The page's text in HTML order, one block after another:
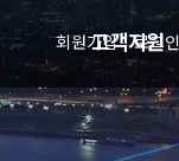
고객지원
회원가입 로그인